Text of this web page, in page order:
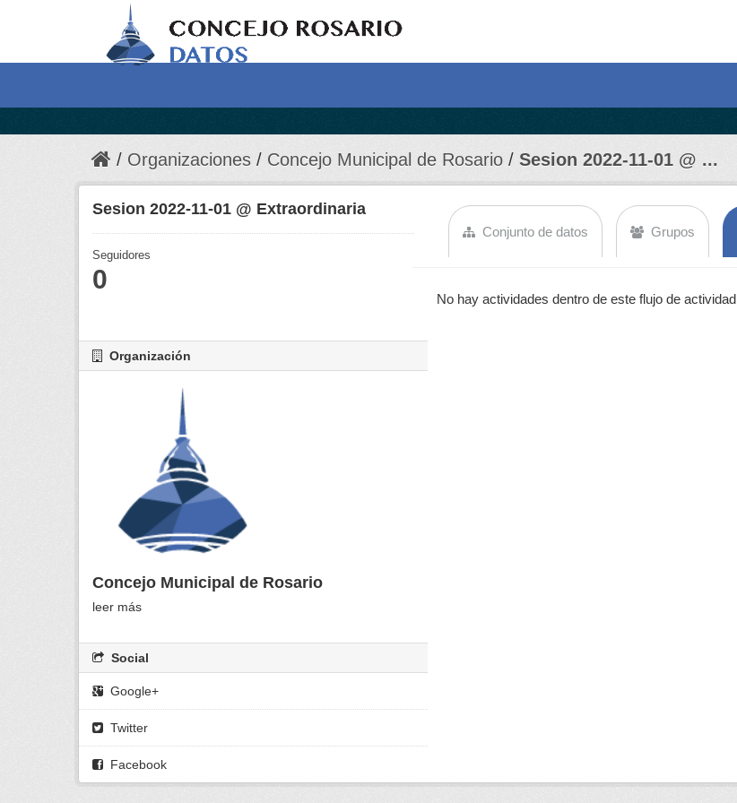
Organizaciones Concejo Municipal de Rosario Sesion 2022-11-01 @ ...
Conjunto de datos Grupos
No hay actividades dentro de este flujo de actividad
Sesion 2022-11-01 @ Extraordinaria
Seguidores
0
Organización
Concejo Municipal de Rosario
leer más
Social
Google+
Twitter
Facebook